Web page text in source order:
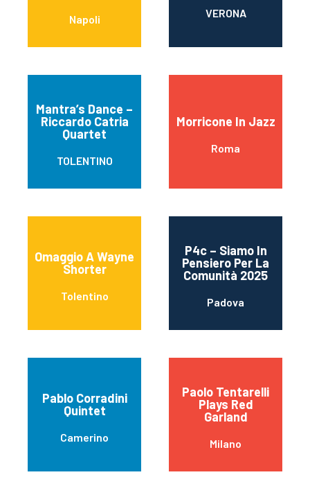
Napoli VERONA
Mantra’s Dance –
Riccardo Catria
Quartet
TOLENTINO
Morricone In Jazz
Roma
Omaggio A Wayne
Shorter
Tolentino
P4c – Siamo In
Pensiero Per La
Comunità 2025
Padova
Pablo Corradini
Quintet
Camerino
Paolo Tentarelli
Plays Red
Garland
Milano